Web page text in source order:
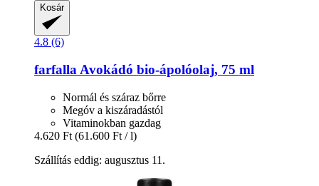
Kosár
4.8 (6)
farfalla Avokádó bio-​ápolóolaj, 75 ml
Normál és száraz bőrre
Megóv a kiszáradástól
Vitaminokban gazdag
4.620 Ft (61.600 Ft / l)
Szállítás eddig: augusztus 11.